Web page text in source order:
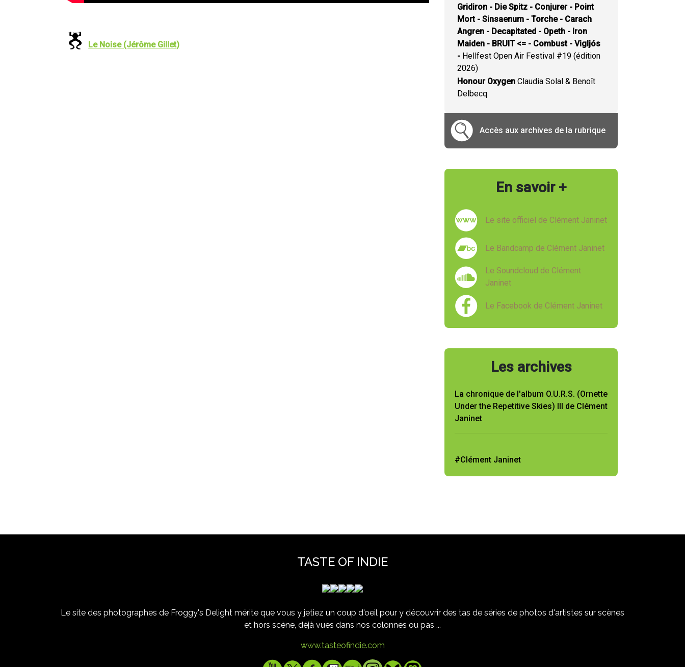
Le Noise (Jérôme Gillet)
Gridiron - Die Spitz - Conjurer - Point
Mort - Sinsaenum - Torche - Carach
Angren - Decapitated - Opeth - Iron
Maiden - BRUIT <= - Combust - Vigljós
- Hellfest Open Air Festival #19 (édition
2026)
Honour Oxygen Claudia Solal & Benoît
Delbecq
Accès aux archives de la rubrique
En savoir +
Le site officiel de Clément Janinet
Le Bandcamp de Clément Janinet
Le Soundcloud de Clément
Janinet
Le Facebook de Clément Janinet
Les archives
La chronique de l'album O.U.R.S. (Ornette
Under the Repetitive Skies) III de Clément
Janinet
#Clément Janinet
TASTE OF INDIE
Le site des photographes de Froggy's Delight mérite que vous y jetiez un coup d'oeil pour y découvrir des tas de séries de photos d'artistes sur scènes
et hors scène, déjà vues dans nos colonnes ou pas ...
www.tasteofindie.com